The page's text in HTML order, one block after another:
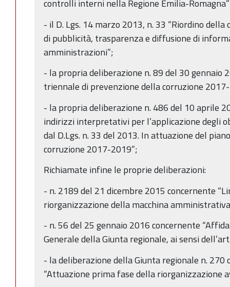
controlli interni nella Regione Emilia-
- il D. Lgs. 14 marzo 2013, n. 33 “Riordino
di pubblicità, trasparenza e diffusione di
amministrazioni”;
- la propria deliberazione n. 89 del 30 gennaio
triennale di prevenzione della corruzione
- la propria deliberazione n. 486 del 10 aprile
indirizzi interpretativi per l’applicazione degli
dal D.Lgs. n. 33 del 2013. In attuazione del
corruzione 2017-2019”;
Richiamate infine le proprie deliberazioni:
- n. 2189 del 21 dicembre 2015 concernente
riorganizzazione della macchina
- n. 56 del 25 gennaio 2016 concernente
Generale della Giunta regionale, ai sensi
- la deliberazione della Giunta regionale n.
“Attuazione prima fase della riorganizzazione